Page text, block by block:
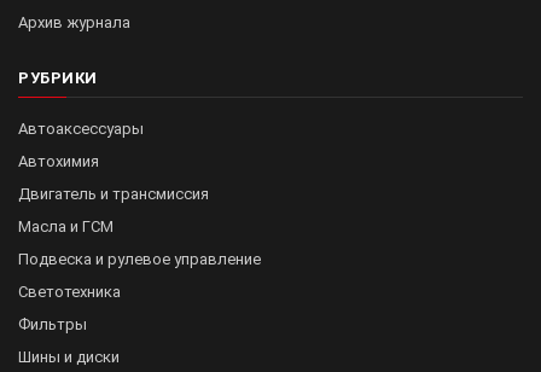
Архив журнала
РУБРИКИ
Автоаксессуары
Автохимия
Двигатель и трансмиссия
Масла и ГСМ
Подвеска и рулевое управление
Светотехника
Фильтры
Шины и диски